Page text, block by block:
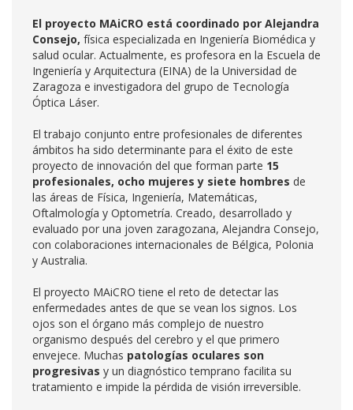
El proyecto MAiCRO está coordinado por Alejandra
Consejo, física especializada en Ingeniería Biomédica y
salud ocular. Actualmente, es profesora en la Escuela de
Ingeniería y Arquitectura (EINA) de la Universidad de
Zaragoza e investigadora del grupo de Tecnología
Óptica Láser.
El trabajo conjunto entre profesionales de diferentes
ámbitos ha sido determinante para el éxito de este
proyecto de innovación del que forman parte 15
profesionales, ocho mujeres y siete hombres de
las áreas de Física, Ingeniería, Matemáticas,
Oftalmología y Optometría. Creado, desarrollado y
evaluado por una joven zaragozana, Alejandra Consejo,
con colaboraciones internacionales de Bélgica, Polonia
y Australia.
El proyecto MAiCRO tiene el reto de detectar las
enfermedades antes de que se vean los signos. Los
ojos son el órgano más complejo de nuestro
organismo después del cerebro y el que primero
envejece. Muchas patologías oculares son
progresivas y un diagnóstico temprano facilita su
tratamiento e impide la pérdida de visión irreversible.